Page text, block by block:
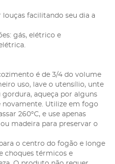
facilitando seu dia a
gás, elétrico e
é de 3/4 do volume
uso, lave o utensílio, unte
aqueça por alguns
novamente. Utilize em fogo
260°C, e use apenas
madeira para preservar o
o centro do fogão e longe
choques térmicos e